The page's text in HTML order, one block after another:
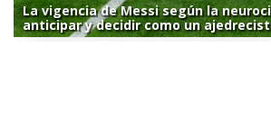
La vigencia de Messi según la
anticipar y decidir como un